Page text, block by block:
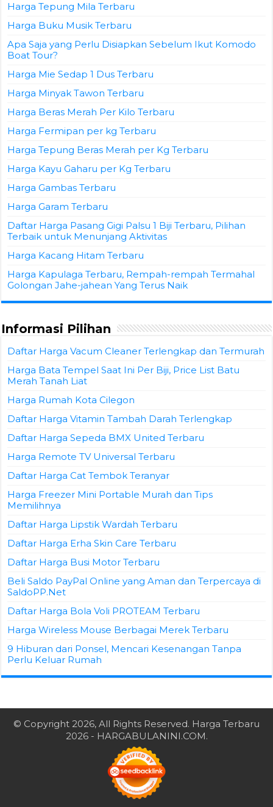
Harga Tepung Mila Terbaru
Harga Buku Musik Terbaru
Apa Saja yang Perlu Disiapkan Sebelum Ikut Komodo
Boat Tour?
Harga Mie Sedap 1 Dus Terbaru
Harga Minyak Tawon Terbaru
Harga Beras Merah Per Kilo Terbaru
Harga Fermipan per kg Terbaru
Harga Tepung Beras Merah per Kg Terbaru
Harga Kayu Gaharu per Kg Terbaru
Harga Gambas Terbaru
Harga Garam Terbaru
Daftar Harga Pasang Gigi Palsu 1 Biji Terbaru, Pilihan
Terbaik untuk Menunjang Aktivitas
Harga Kacang Hitam Terbaru
Harga Kapulaga Terbaru, Rempah-rempah Termahal
Golongan Jahe-jahean Yang Terus Naik
Informasi Pilihan
Daftar Harga Vacum Cleaner Terlengkap dan Termurah
Harga Bata Tempel Saat Ini Per Biji, Price List Batu
Merah Tanah Liat
Harga Rumah Kota Cilegon
Daftar Harga Vitamin Tambah Darah Terlengkap
Daftar Harga Sepeda BMX United Terbaru
Harga Remote TV Universal Terbaru
Daftar Harga Cat Tembok Teranyar
Harga Freezer Mini Portable Murah dan Tips
Memilihnya
Daftar Harga Lipstik Wardah Terbaru
Daftar Harga Erha Skin Care Terbaru
Daftar Harga Busi Motor Terbaru
Beli Saldo PayPal Online yang Aman dan Terpercaya di
SaldoPP.Net
Daftar Harga Bola Voli PROTEAM Terbaru
Harga Wireless Mouse Berbagai Merek Terbaru
9 Hiburan dari Ponsel, Mencari Kesenangan Tanpa
Perlu Keluar Rumah
© Copyright 2026, All Rights Reserved. Harga Terbaru
2026- HARGABULANINI.COM.